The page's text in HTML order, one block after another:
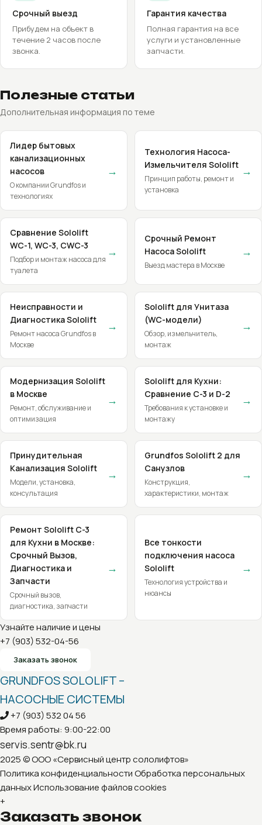
Срочный выезд
Прибудем на объект в
течение 2 часов после
звонка.
Гарантия качества
Полная гарантия на все
услуги и установленные
запчасти.
Полезные статьи
Дополнительная информация по теме
Лидер бытовых
канализационных
насосов
О компании Grundfos и
технологиях
→
Технология Насоса-
Измельчителя Sololift
Принцип работы, ремонт и
установка
→
Сравнение Sololift
WC-1, WC-3, CWC-3
Подбор и монтаж насоса для
туалета
→
Срочный Ремонт
Насоса Sololift
Выезд мастера в Москве
→
Неисправности и
Диагностика Sololift
Ремонт насоса Grundfos в
Москве
→
Sololift для Унитаза
(WC-модели)
Обзор, измельчитель,
монтаж
→
Модернизация Sololift
в Москве
Ремонт, обслуживание и
оптимизация
→
Sololift для Кухни:
Сравнение C-3 и D-2
Требования к установке и
монтажу
→
Принудительная
Канализация Sololift
Модели, установка,
консультация
→
Grundfos Sololift 2 для
Санузлов
Конструкция,
характеристики, монтаж
→
Ремонт Sololift C-3
для Кухни в Москве:
Срочный Вызов,
Диагностика и
Запчасти
Срочный вызов,
диагностика, запчасти
→
Все тонкости
подключения насоса
Sololift
Технология устройства и
нюансы
→
Узнайте наличие и цены
+7 (903) 532-04-56
Заказать звонок
GRUNDFOS SOLOLIFT –
НАСОСНЫЕ СИСТЕМЫ
+7 (903) 532 04 56
Время работы: 9:00-22:00
servis.sentr@bk.ru
2025 © ООО «Сервисный центр сололифтов»
Политика конфиденциальностиОбработка персональных
данныхИспользование файлов cookies
+
Заказать звонок